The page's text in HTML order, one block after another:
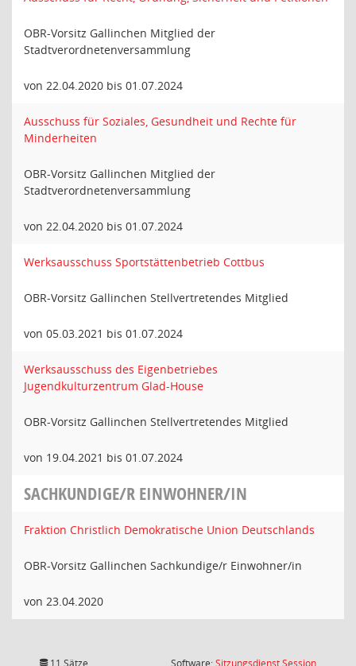
OBR-Vorsitz Gallinchen Mitglied der
Stadtverordnetenversammlung
von 22.04.2020 bis 01.07.2024
Ausschuss für Soziales, Gesundheit und Rechte für
Minderheiten
OBR-Vorsitz Gallinchen Mitglied der
Stadtverordnetenversammlung
von 22.04.2020 bis 01.07.2024
Werksausschuss Sportstättenbetrieb Cottbus
OBR-Vorsitz Gallinchen Stellvertretendes Mitglied
von 05.03.2021 bis 01.07.2024
Werksausschuss des Eigenbetriebes
Jugendkulturzentrum Glad-House
OBR-Vorsitz Gallinchen Stellvertretendes Mitglied
von 19.04.2021 bis 01.07.2024
SACHKUNDIGE/R EINWOHNER/IN
Fraktion Christlich Demokratische Union Deutschlands
OBR-Vorsitz Gallinchen Sachkundige/r Einwohner/in
von 23.04.2020
11 Sätze Software:SitzungsdienstSession(Wird in